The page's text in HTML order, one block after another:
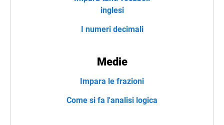
inglesi
I numeri decimali
Medie
Impara le frazioni
Come si fa l'analisi logica